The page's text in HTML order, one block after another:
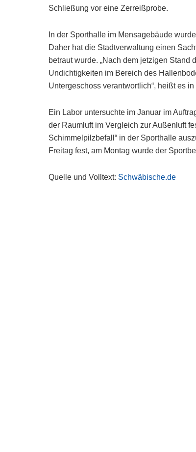
Schließung vor eine Zerreißprobe.
In der Sporthalle im Mensagebäude
Daher hat die Stadtverwaltung einen
betraut wurde. „Nach dem jetzigen
Undichtigkeiten im Bereich des
Untergeschoss verantwortlich“, heißt es
Ein Labor untersuchte im Januar im
der Raumluft im Vergleich zur Außenluft
Schimmelpilzbefall“ in der Sporthalle
Freitag fest, am Montag wurde der
Quelle und Volltext: Schwäbische.de